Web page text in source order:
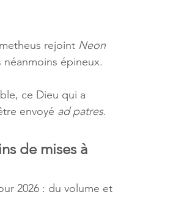
rejoint Neon
épineux.
ce Dieu qui a
envoyé ad patres.
de mises à
2026 : du volume et